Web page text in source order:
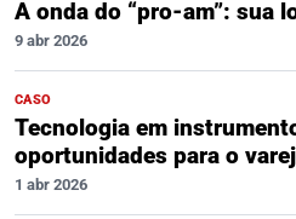
A onda do “pro-am”: sua
9 abr 2026
CASO
Tecnologia em
oportunidades para o
1 abr 2026